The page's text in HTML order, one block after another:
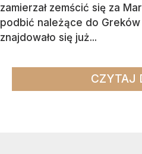
zamierzał zemścić się za
podbić należące do Greków
znajdowało się już...
CZYTAJ